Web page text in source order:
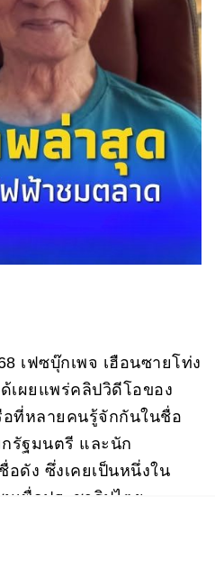
เฟซบุ๊กเพจ เฮือนซายโท่ง
เผยแพร่คลิปวิดีโอของ
อที่หลายคนรู้จักกันในชื่อ
กรัฐมนตรี และนัก
อดัง ซึ่งเคยเป็นหนึ่งใน
เพื่อประชาธิปไตย